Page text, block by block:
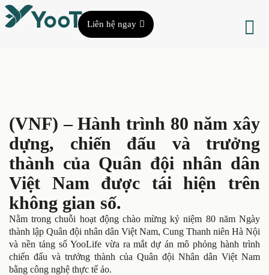
Liên hệ ngay
(VNF) – Hành trình 80 năm xây
dựng, chiến đấu và trưởng
thành của Quân đội nhân dân
Việt Nam được tái hiện trên
không gian số.
Nằm trong chuỗi hoạt động chào mừng kỷ niệm 80 năm Ngày
thành lập Quân đội nhân dân Việt Nam, Cung Thanh niên Hà Nội
và nền tảng số YooLife vừa ra mắt dự án mô phỏng hành trình
chiến đấu và trưởng thành của Quân đội Nhân dân Việt Nam
bằng công nghệ thực tế ảo.